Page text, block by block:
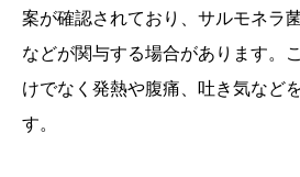
案が確認されており、サルモネラ
などが関与する場合があります。
けでなく発熱や腹痛、吐き気など
す。